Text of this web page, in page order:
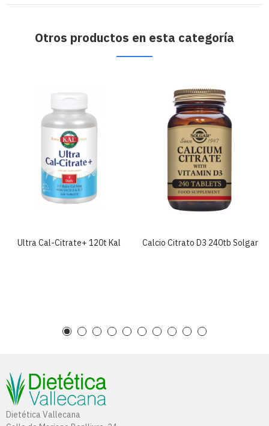
Otros productos en esta categoría
Ultra Cal-Citrate+ 120t Kal Calcio Citrato D3 240tb Solgar
Dietética Vallecana